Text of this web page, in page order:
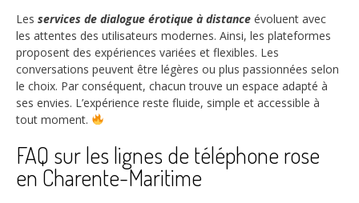
Les services de dialogue érotique à distance évoluent avec
les attentes des utilisateurs modernes. Ainsi, les plateformes
proposent des expériences variées et flexibles. Les
conversations peuvent être légères ou plus passionnées selon
le choix. Par conséquent, chacun trouve un espace adapté à
ses envies. L’expérience reste fluide, simple et accessible à
tout moment.
FAQ sur les lignes de téléphone rose
en Charente-Maritime